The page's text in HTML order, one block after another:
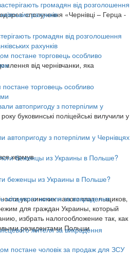
сполучення «Чернівці – Герца -
громадян від розголошення
рахунків
від чернівчанки, яка
торговець особливо
буковинські поліцейські вилучили у
автопригоду з потерпілим у Чернівцях
кермув
беженцы из Украины в Польше?
украинских налогоплательщиков,
для граждан Украины, который
избрать налогообложение так, как
резидентами Польши
жителя за викрадення